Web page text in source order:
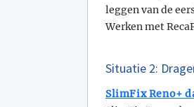
leggen van de
Werken met
Situatie 2:
SlimFix Reno+